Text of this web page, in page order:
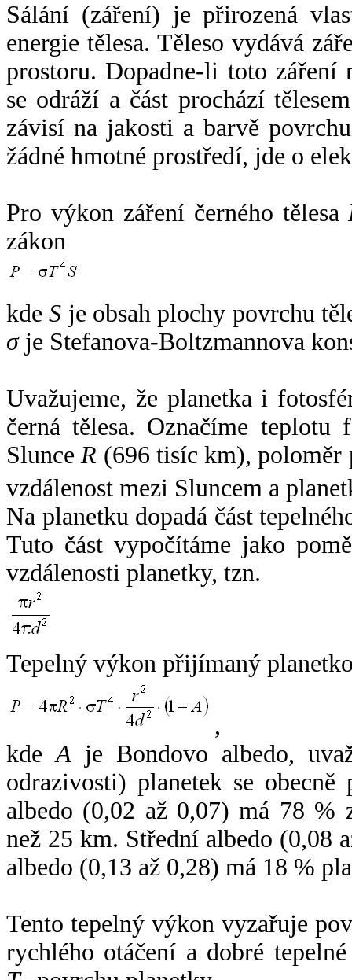
Sálání (záření) je přirozená
energie tělesa. Těleso vydává
prostoru. Dopadne-li toto záření
se odráží a část prochází
závisí na jakosti a barvě
žádné hmotné prostředí, jde o
Pro výkon záření černého tělesa
zákon
kdeS je obsah plochy povrchu
σje Stefanova-Boltzmannova
Uvažujeme, že planetka i
černá tělesa. Označíme
SlunceR (696 tisíc km),
vzdálenost mezi Sluncem a
Na planetku dopadá část
Tuto část vypočítáme jako
vzdálenosti planetky, tzn.
Tepelný výkon přijímaný
,
kdeA je Bondovo albedo,
odrazivosti) planetek se
albedo (0,02 až 0,07) má 78 %
než 25 km. Střední albedo (0,08
albedo (0,13 až 0,28) má 18 %
Tento tepelný výkon vyzařuje
rychlého otáčení a dobré